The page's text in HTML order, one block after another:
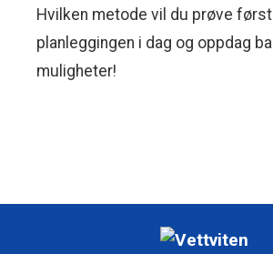
Hvilken metode vil du prøve
planleggingen i dag og oppdag
muligheter!